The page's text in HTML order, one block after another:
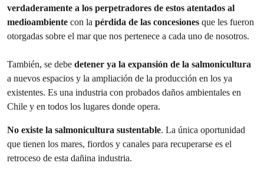
verdaderamente a los perpetradores de estos atentados al
medioambiente con la pérdida de las concesiones que les fueron
otorgadas sobre el mar que nos pertenece a cada uno de nosotros.
También, se debe detener ya la expansión de la salmonicultura
a nuevos espacios y la ampliación de la producción en los ya
existentes. Es una industria con probados daños ambientales en
Chile y en todos los lugares donde opera.
No existe la salmonicultura sustentable. La única oportunidad
que tienen los mares, fiordos y canales para recuperarse es el
retroceso de esta dañina industria.